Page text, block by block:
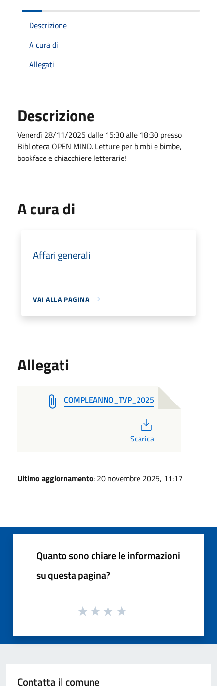
Descrizione
A cura di
Allegati
Descrizione
Venerdì 28/11/2025 dalle 15:30 alle 18:30 presso
Biblioteca OPEN MIND. Letture per bimbi e bimbe,
bookface e chiacchiere letterarie!
A cura di
Affari generali
VAI ALLA PAGINA
Allegati
COMPLEANNO_TVP_2025
Scarica
Ultimo aggiornamento: 20 novembre 2025, 11:17
Quanto sono chiare le informazioni
su questa pagina?
Contatta il comune